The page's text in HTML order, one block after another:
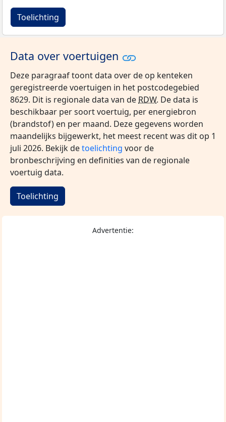
Toelichting
Data over voertuigen
Deze paragraaf toont data over de op kenteken
geregistreerde voertuigen in het postcodegebied
8629. Dit is regionale data van de RDW. De data is
beschikbaar per soort voertuig, per energiebron
(brandstof) en per maand. Deze gegevens worden
maandelijks bijgewerkt, het meest recent was dit op 1
juli 2026. Bekijk detoelichting voor de
bronbeschrijving en definities van de regionale
voertuig data.
Toelichting
Advertentie: